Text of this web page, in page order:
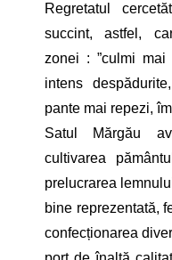
Regretatul
succint, astfel,
zonei : ”culmi mai
intens
pante mai repezi,
Satul Mărgău
cultivarea
prelucrarea
bine reprezentată,
confecționarea